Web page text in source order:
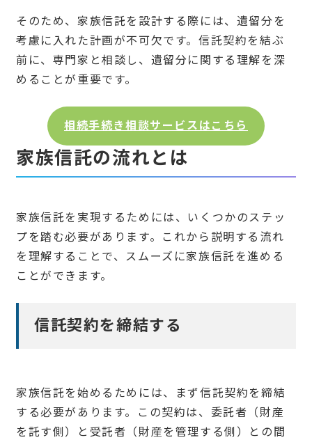
そのため、家族信託を設計する際には、遺留分を
考慮に入れた計画が不可欠です。信託契約を結ぶ
前に、専門家と相談し、遺留分に関する理解を深
めることが重要です。
相続手続き相談サービスはこちら
家族信託の流れとは
家族信託を実現するためには、いくつかのステッ
プを踏む必要があります。これから説明する流れ
を理解することで、スムーズに家族信託を進める
ことができます。
信託契約を締結する
家族信託を始めるためには、まず信託契約を締結
する必要があります。この契約は、委託者（財産
を託す側）と受託者（財産を管理する側）との間